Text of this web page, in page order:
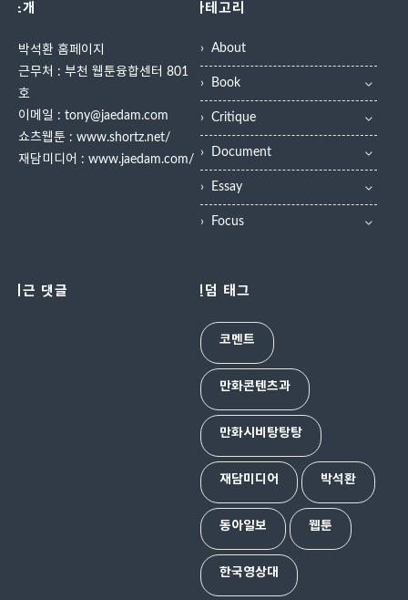
소개
박석환 홈페이지
근무처 : 부천 웹툰융합센터 801
호
이메일 : tony@jaedam.com
쇼츠웹툰 : www.shortz.net/
재담미디어 : www.jaedam.com/
카테고리
About
Book
Critique
Document
Essay
Focus
최근 댓글 랜덤 태그
코멘트
만화콘텐츠과
만화시비탕탕탕
재담미디어 박석환
동아일보 웹툰
한국영상대